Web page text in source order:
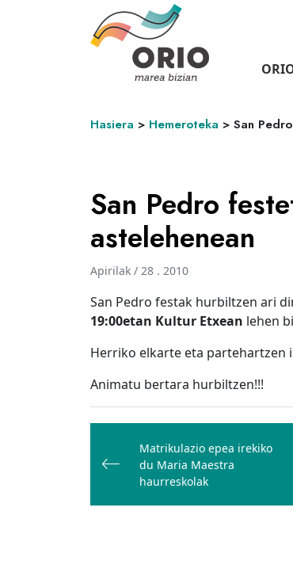
Hasiera > Hemeroteka > San
San Pedro
astelehenean
Apirilak / 28 . 2010
San Pedro festak hurbiltzen ari
19:00etan Kultur Etxean lehen
Herriko elkarte eta partehartzen
Animatu bertara hurbiltzen!!!
Bidalketetan
zehar
nabigatu
Matrikulazio epea irekiko
du Maria Maestra
haurreskolak